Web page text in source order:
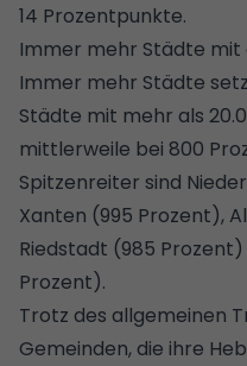
14 Prozentpunkte.
Immer mehr Städte
Immer mehr Städte
Städte mit mehr als
mittlerweile bei 800
Spitzenreiter sind
Xanten (995 Prozent),
Riedstadt (985
Prozent).
Trotz des allgemeinen
Gemeinden, die ihre